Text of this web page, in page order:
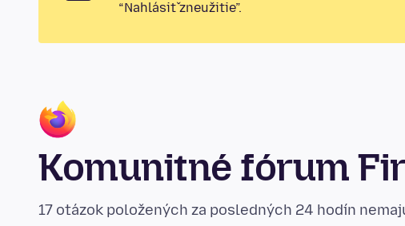
“Nahlásiť zneužitie”.
Komunitné fórum
17 otázok položených za posledných 24 hodín